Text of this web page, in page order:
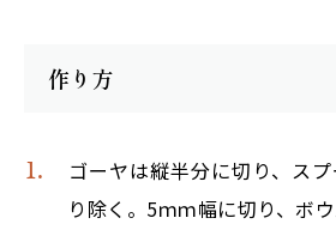
作り方
ゴーヤは縦半分に切り、ス
り除く。5ｍｍ幅に切り、ボ